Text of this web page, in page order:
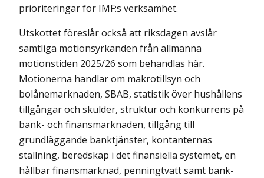
prioriteringar för IMF:s verksamhet.
Utskottet föreslår också att riksdagen avslår
samtliga motionsyrkanden från allmänna
motionstiden 2025/26 som behandlas här.
Motionerna handlar om makrotillsyn och
bolånemarknaden, SBAB, statistik över hushållens
tillgångar och skulder, struktur och konkurrens på
bank- och finansmarknaden, tillgång till
grundläggande banktjänster, kontanternas
ställning, beredskap i det finansiella systemet, en
hållbar finansmarknad, penningtvätt samt bank-